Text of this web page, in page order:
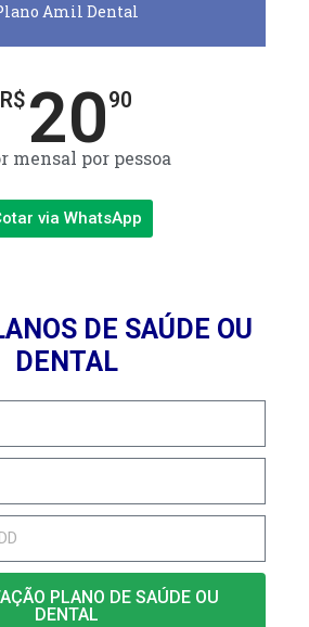
Amil Dental
R$ 2090
mensal por pessoa
via WhatsApp
DE SAÚDE OU
DENTAL
PLANO DE SAÚDE OU
DENTAL